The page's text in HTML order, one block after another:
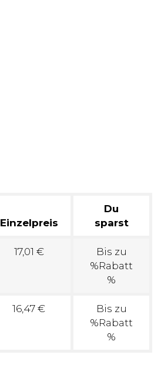
Einzelpreis
Du
sparst
17,01 €
Bis zu
%Rabatt
%
16,47 €
Bis zu
%Rabatt
%